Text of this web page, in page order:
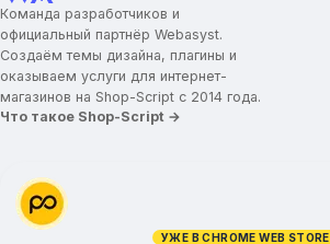
Заголовок для брендов
Логотипы брендов
Промо-иконки
Иконка/картинка для промо-блока
Текст для промо-блока
Ссылка для промо-блока
Команда разработчиков и
официальный партнёр Webasyst.
Создаём темы дизайна, плагины и
оказываем услуги для интернет-
магазинов на Shop-Script с 2014 года.
Что такое Shop-Script →
УЖЕ В CHROME WEB STORE